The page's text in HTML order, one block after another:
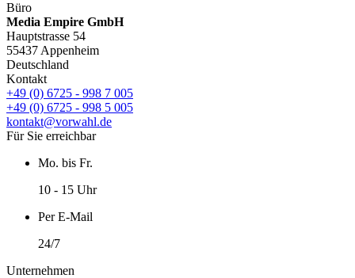
Büro
Media Empire GmbH
Hauptstrasse 54
55437 Appenheim
Deutschland
Kontakt
+49 (0) 6725 - 998 7 005
+49 (0) 6725 - 998 5 005
kontakt@vorwahl.de
Für Sie erreichbar
Mo. bis Fr.
10 - 15 Uhr
Per E-Mail
24/7
Unternehmen